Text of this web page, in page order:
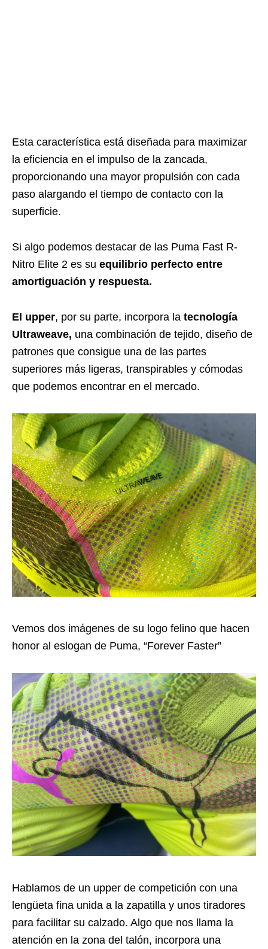
Esta característica está diseñada para maximizar
la eficiencia en el impulso de la zancada,
proporcionando una mayor propulsión con cada
paso alargando el tiempo de contacto con la
superficie.
Si algo podemos destacar de las Puma Fast R-
Nitro Elite 2 es su equilibrio perfecto entre
amortiguación y respuesta.
El upper, por su parte, incorpora la tecnología
Ultraweave, una combinación de tejido, diseño de
patrones que consigue una de las partes
superiores más ligeras, transpirables y cómodas
que podemos encontrar en el mercado.
Vemos dos imágenes de su logo felino que hacen
honor al eslogan de Puma, “Forever Faster”
Hablamos de un upper de competición con una
lengüeta fina unida a la zapatilla y unos tiradores
para facilitar su calzado. Algo que nos llama la
atención en la zona del talón, incorpora una